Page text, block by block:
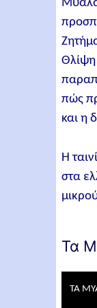
Μυαλά
Θλίψη
πώς
και η
Η
στα
Τα
ΤΑ